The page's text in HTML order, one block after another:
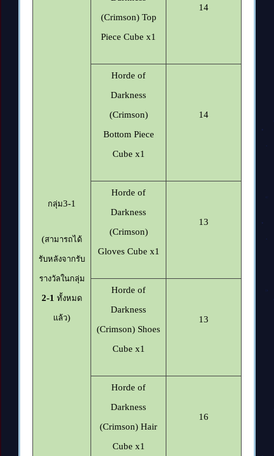
กลุ่ม3-1
(สามารถได้
รับหลังจากรับ
รางวัลในกลุ่ม
2-1 ทั้งหมด
แล้ว)
(Crimson) Top
Piece Cube x1
14
Horde of
Darkness
(Crimson)
Bottom Piece
Cube x1
14
Horde of
Darkness
(Crimson)
Gloves Cube x1
13
Horde of
Darkness
(Crimson) Shoes
Cube x1
13
Horde of
Darkness
(Crimson) Hair
Cube x1
16